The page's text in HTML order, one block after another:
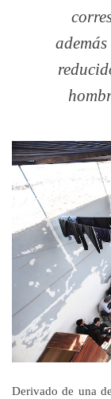
Derivado de una